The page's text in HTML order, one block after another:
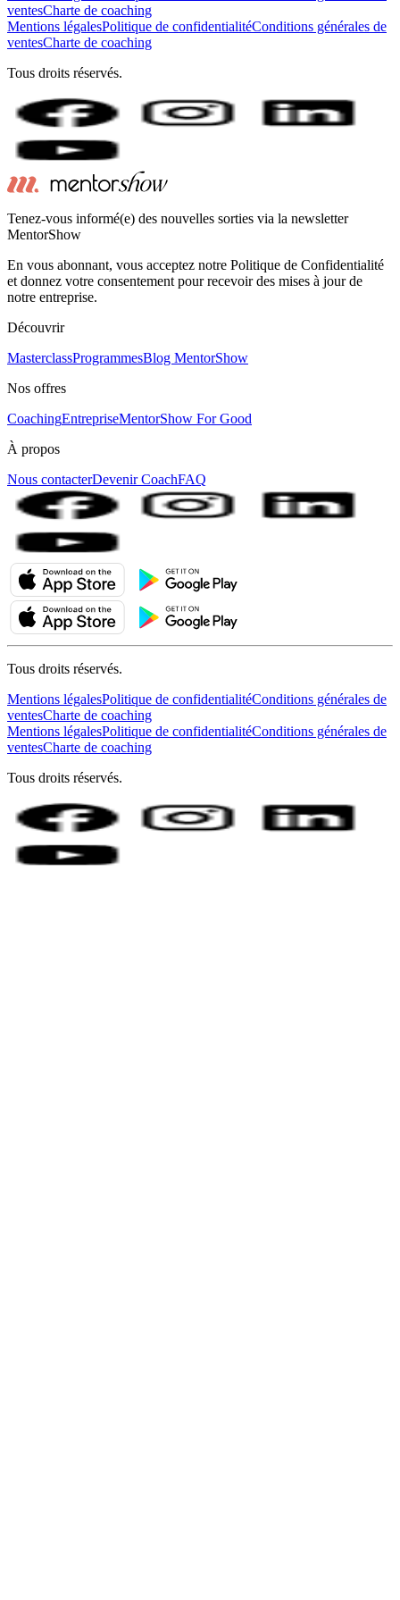
ventesCharte de coaching
Mentions légalesPolitique de confidentialitéConditions générales de
ventesCharte de coaching
Tous droits réservés.
Tenez-vous informé(e) des nouvelles sorties via la newsletter
MentorShow
En vous abonnant, vous acceptez notre Politique de Confidentialité
et donnez votre consentement pour recevoir des mises à jour de
notre entreprise.
Découvrir
MasterclassProgrammesBlog MentorShow
Nos offres
CoachingEntrepriseMentorShow For Good
À propos
Nous contacterDevenir CoachFAQ
Tous droits réservés.
Mentions légalesPolitique de confidentialitéConditions générales de
ventesCharte de coaching
Mentions légalesPolitique de confidentialitéConditions générales de
ventesCharte de coaching
Tous droits réservés.